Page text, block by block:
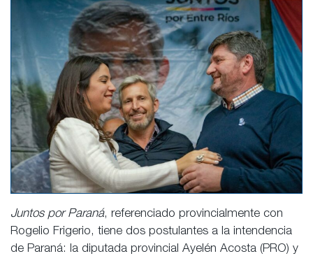
Juntos por Paraná, referenciado provincialmente con
Rogelio Frigerio, tiene dos postulantes a la intendencia
de Paraná: la diputada provincial Ayelén Acosta (PRO) y